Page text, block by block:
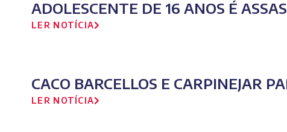
ADOLESCENTE DE 16 ANOS É
LER NOTÍCIA
CACO BARCELLOS E CARPINEJAR
LER NOTÍCIA